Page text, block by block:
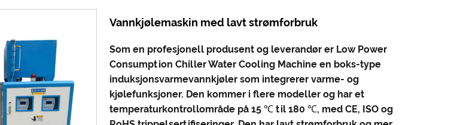
Vannkjølemaskin med lavt strømforbruk
Som en profesjonell produsent og leverandør er Low Power
Consumption Chiller Water Cooling Machine en boks-type
induksjonsvarmevannkjøler som integrerer varme- og
kjølefunksjoner. Den kommer i flere modeller og har et
temperaturkontrollområde på 15 ℃ til 180 ℃, med CE, ISO og